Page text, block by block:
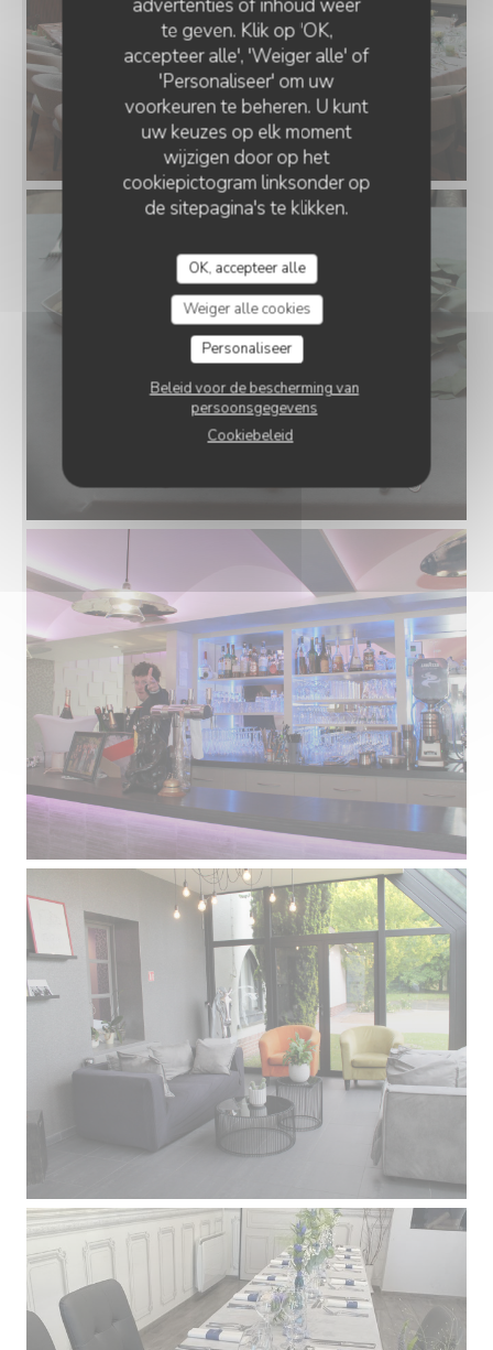
advertenties of inhoud weer
te geven. Klik op 'OK,
accepteer alle', 'Weiger alle' of
'Personaliseer' om uw
voorkeuren te beheren. U kunt
uw keuzes op elk moment
wijzigen door op het
cookiepictogram linksonder op
de sitepagina's te klikken.
OK, accepteer alle
Weiger alle cookies
Personaliseer
Beleid voor de bescherming van
persoonsgegevens
Cookiebeleid